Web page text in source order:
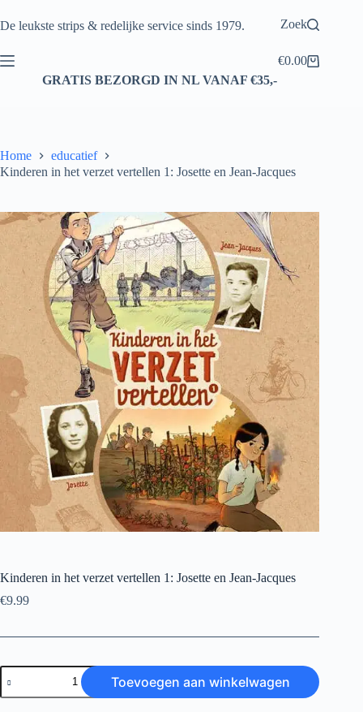
naar
De leukste strips & redelijke service sinds 1979. Zoek
Winkelwagen
€0.00
GRATIS BEZORGD IN NL VANAF €35,-
Home
educatief
Kinderen in het verzet vertellen 1: Josette en Jean-Jacques
Kinderen in het verzet vertellen 1: Josette en Jean-Jacques
€9.99
Kinderen
in
het
Toevoegen aan winkelwagen